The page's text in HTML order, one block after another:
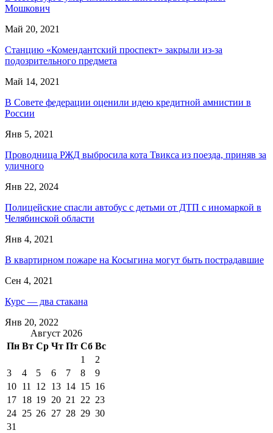
Мошкович
Май 20, 2021
Станцию «Комендантский проспект» закрыли из-за
подозрительного предмета
Май 14, 2021
В Совете федерации оценили идею кредитной амнистии в
России
Янв 5, 2021
Проводница РЖД выбросила кота Твикса из поезда, приняв за
уличного
Янв 22, 2024
Полицейские спасли автобус с детьми от ДТП с иномаркой в
Челябинской области
Янв 4, 2021
В квартирном пожаре на Косыгина могут быть пострадавшие
Сен 4, 2021
Курс — два стакана
Янв 20, 2022
Август 2026
Пн Вт Ср Чт Пт Сб Вс
1
2
3
4 5 6 7 8
9
10 11 12 13 14 15 16
17 18 19 20 21 22 23
24 25 26 27 28 29 30
31